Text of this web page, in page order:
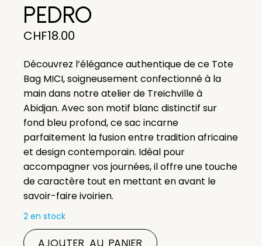
PEDRO
CHF18.00
Découvrez l’élégance authentique de ce Tote
Bag MICI, soigneusement confectionné à la
main dans notre atelier de Treichville à
Abidjan. Avec son motif blanc distinctif sur
fond bleu profond, ce sac incarne
parfaitement la fusion entre tradition africaine
et design contemporain. Idéal pour
accompagner vos journées, il offre une touche
de caractère tout en mettant en avant le
savoir-faire ivoirien.
2 en stock
quantitéAJOUTER AU PANIER